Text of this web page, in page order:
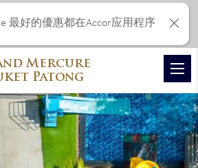
Mercure
Patong
最好的優惠都在Accor应用程序